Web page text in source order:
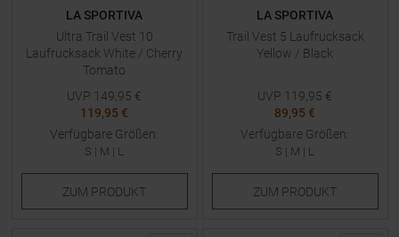
LA SPORTIVA
Ultra Trail Vest 10
Laufrucksack White / Cherry
Tomato
UVP 149,95 €
119,95 €
Verfügbare Größen:
S | M | L
ZUM PRODUKT
LA SPORTIVA
Trail Vest 5 Laufrucksack
Yellow / Black
UVP 119,95 €
89,95 €
Verfügbare Größen:
S | M | L
ZUM PRODUKT